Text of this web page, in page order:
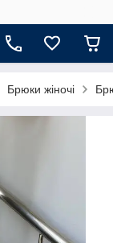
Брюки жіночі